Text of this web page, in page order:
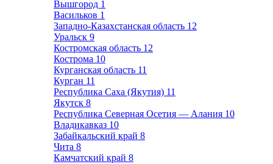
Вышгород 1
Васильков 1
Западно-Казахстанская область 12
Уральск 9
Костромская область 12
Кострома 10
Курганская область 11
Курган 11
Республика Саха (Якутия) 11
Якутск 8
Республика Северная Осетия — Алания 10
Владикавказ 10
Забайкальский край 8
Чита 8
Камчатский край 8